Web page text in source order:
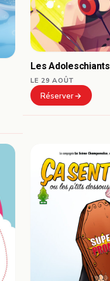
Les Adoleschiants
LE 29 AOÛT
Réserver